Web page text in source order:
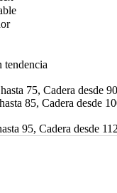
75, Cadera desde
85, Cadera desde
95, Cadera desde